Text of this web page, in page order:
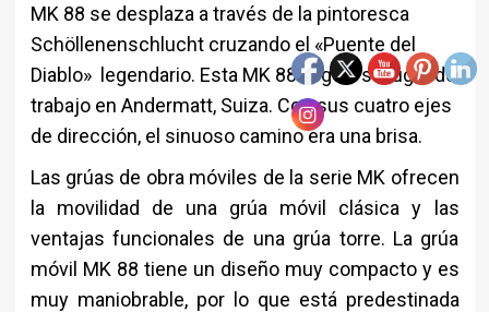
MK 88 se desplaza a través de la pintoresca
Schöllenenschlucht cruzando el «Puente del
Diablo» legendario. Esta MK 88 llegó a su lugar de
trabajo en Andermatt, Suiza. Con sus cuatro ejes
de dirección, el sinuoso camino era una brisa.
Las grúas de obra móviles de la serie MK ofrecen
la movilidad de una grúa móvil clásica y las
ventajas funcionales de una grúa torre. La grúa
móvil MK 88 tiene un diseño muy compacto y es
muy maniobrable, por lo que está predestinada